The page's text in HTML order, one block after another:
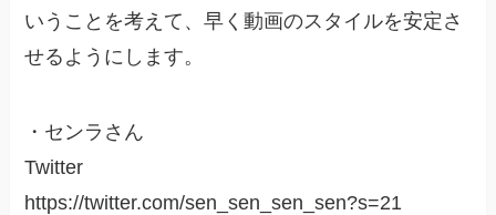
いうことを考えて、早く動画のスタイルを安定さ
せるようにします。
・センラさん
Twitter
https://twitter.com/sen_sen_sen_sen?s=21